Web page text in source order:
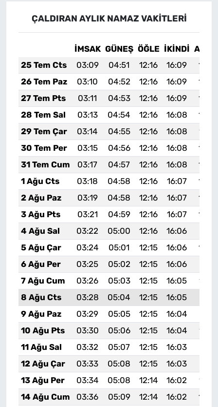
ÇALDIRAN AYLIK NAMAZ VAKITLERI
İMSAK GÜNEŞ ÖĞLE İKINDI
25 Tem Cts
03:09 04:51 12:16 16:09
26 Tem Paz
03:10 04:52 12:16 16:09
27 Tem Pts
03:11 04:53 12:16 16:09
28 Tem Sal
03:13 04:54 12:16 16:08
29 Tem Çar
03:14 04:55 12:16 16:08
19:27
30 Tem Per
03:15 04:56 12:16 16:08
31 Tem Cum
03:17 04:57 12:16 16:08
1 Ağu Cts
03:18 04:58 12:16 16:07
2 Ağu Paz
03:19 04:58 12:16 16:07
3 Ağu Pts
03:21 04:59 12:16 16:07
4 Ağu Sal
03:22 05:00 12:16 16:06
5 Ağu Çar
03:24 05:01 12:15 16:06
6 Ağu Per
03:25 05:02 12:15 16:06
7 Ağu Cum
03:26 05:03 12:15 16:05
19:18
8 Ağu Cts
03:28 05:04 12:15 16:05
9 Ağu Paz
03:29 05:05 12:15 16:04
10 Ağu Pts
03:30 05:06 12:15 16:04
19:14
11 Ağu Sal
03:32 05:07 12:15 16:03
12 Ağu Çar
03:33 05:08 12:15 16:03
13 Ağu Per
03:34 05:08 12:14 16:02
19:10
14 Ağu Cum
03:36 05:09 12:14 16:02